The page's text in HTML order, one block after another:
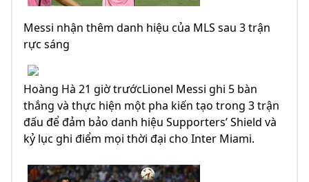
Messi nhận thêm danh hiệu của MLS sau 3 trận
rực sáng
Hoàng Hà 21 giờ trướcLionel Messi ghi 5 bàn
thắng và thực hiện một pha kiến ​​tạo trong 3 trận
đấu để đảm bảo danh hiệu Supporters’ Shield và
kỷ lục ghi điểm mọi thời đại cho Inter Miami.